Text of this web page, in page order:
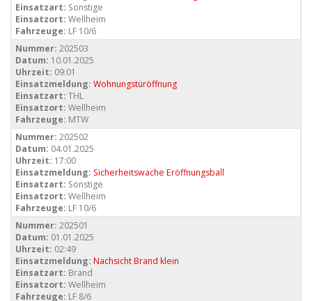
Einsatzart: Sonstige
Einsatzort: Wellheim
Fahrzeuge: LF 10/6
Nummer: 202503
Datum: 10.01.2025
Uhrzeit: 09:01
Einsatzmeldung: Wohnungstüröffnung
Einsatzart: THL
Einsatzort: Wellheim
Fahrzeuge: MTW
Nummer: 202502
Datum: 04.01.2025
Uhrzeit: 17:00
Einsatzmeldung: Sicherheitswache Eröffnungsball
Einsatzart: Sonstige
Einsatzort: Wellheim
Fahrzeuge: LF 10/6
Nummer: 202501
Datum: 01.01.2025
Uhrzeit: 02:49
Einsatzmeldung: Nachsicht Brand klein
Einsatzart: Brand
Einsatzort: Wellheim
Fahrzeuge: LF 8/6